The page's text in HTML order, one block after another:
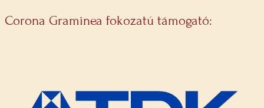
Corona Graminea fokozatú támogató: